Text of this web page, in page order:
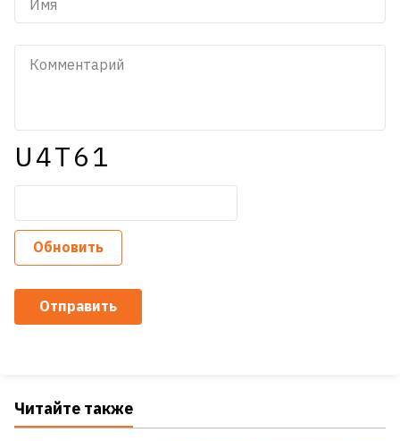
U4T61
Обновить
Отправить
Читайте также